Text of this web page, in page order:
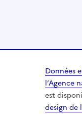
Données
l’Agence
est
design de